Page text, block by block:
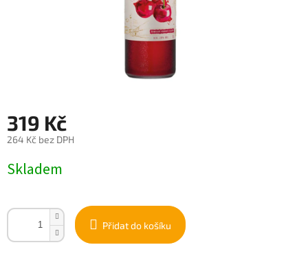
319 Kč
264 Kč bez DPH
cena:
Skladem
Přidat do košíku